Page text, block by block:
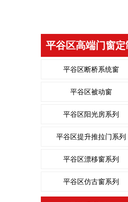
平谷区高端门窗定
平谷区断桥系统窗
平谷区被动窗
平谷区阳光房系列
平谷区提升推拉门系列
平谷区漂移窗系列
平谷区仿古窗系列